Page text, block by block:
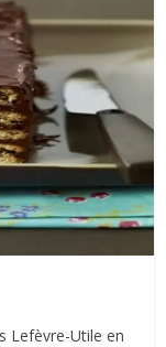
Lefèvre-Utile en